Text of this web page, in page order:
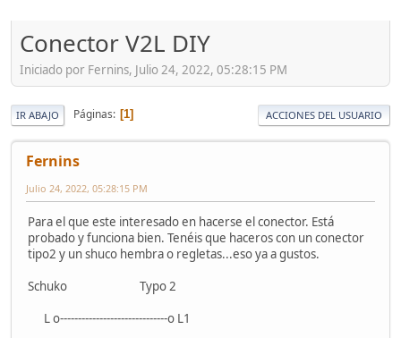
Conector V2L DIY
Iniciado por Fernins, Julio 24, 2022, 05:28:15 PM
IR ABAJO Páginas 1 ACCIONES DEL USUARIO
Fernins
Julio 24, 2022, 05:28:15 PM
Para el que este interesado en hacerse el conector. Está
probado y funciona bien. Tenéis que haceros con un conector
tipo2 y un shuco hembra o regletas...eso ya a gustos.
Schuko Typo 2
L o------------------------------o L1